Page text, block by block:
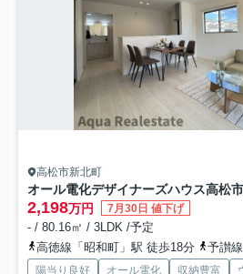
高松市新北町
2,198万円 7月30日 値下げ
- / 80.16㎡ / 3LDK /予定
高徳線「昭和町」駅 徒歩18分
予讃
陽当り良好 オール電化 収納豊富